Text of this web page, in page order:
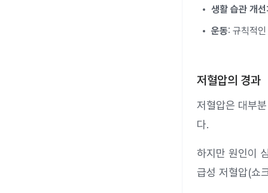
생활 습관 개선
운동: 규칙적
저혈압의 경과
저혈압은 대부
다.
하지만 원인이
급성 저혈압(쇼